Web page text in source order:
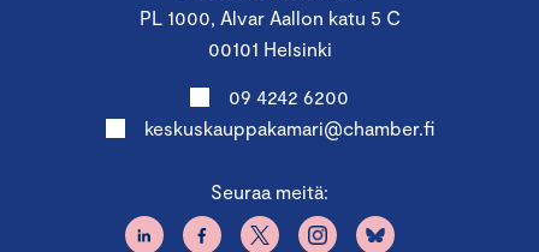
PL 1000, Alvar Aallon katu 5 C
00101 Helsinki
09 4242 6200
keskuskauppakamari@chamber.fi
Seuraa meitä: